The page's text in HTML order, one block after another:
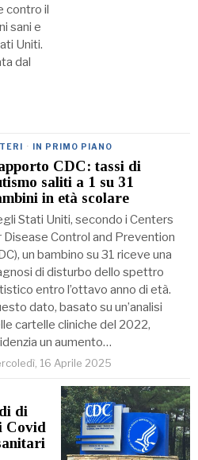
contro il
sani e
Uniti.
dal
· IN PRIMO PIANO
CDC: tassi di
saliti a 1 su 31
in età scolare
Stati Uniti, secondo i Centers
Disease Control and Prevention
un bambino su 31 riceve una
di disturbo dello spettro
entro l’ottavo anno di età.
dato, basato su un’analisi
cartelle cliniche del 2022,
un aumento…
16 Aprile 2025
di
Covid